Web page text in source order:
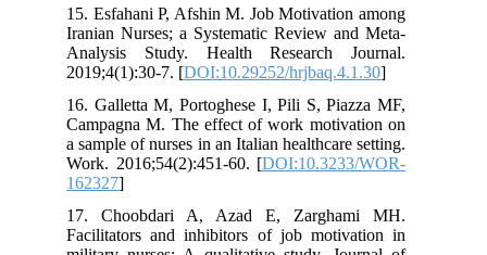
15. Esfahani P, Afshin M. Job Motivation among
Iranian Nurses; a Systematic Review and Meta-
Analysis Study. Health Research Journal.
2019;4(1):30-7. [DOI:10.29252/hrjbaq.4.1.30
16. Galletta M, Portoghese I, Pili S, Piazza MF,
Campagna M. The effect of work motivation on
a sample of nurses in an Italian healthcare setting.
Work. 2016;54(2):451-60. [DOI:10.3233/WOR-
162327
17. Choobdari A, Azad E, Zarghami MH.
Facilitators and inhibitors of job motivation in